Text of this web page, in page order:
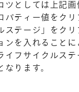
ツとしては上記
パティー値をク
ステージ」をク
ンを入れること
イフサイクルス
なります。